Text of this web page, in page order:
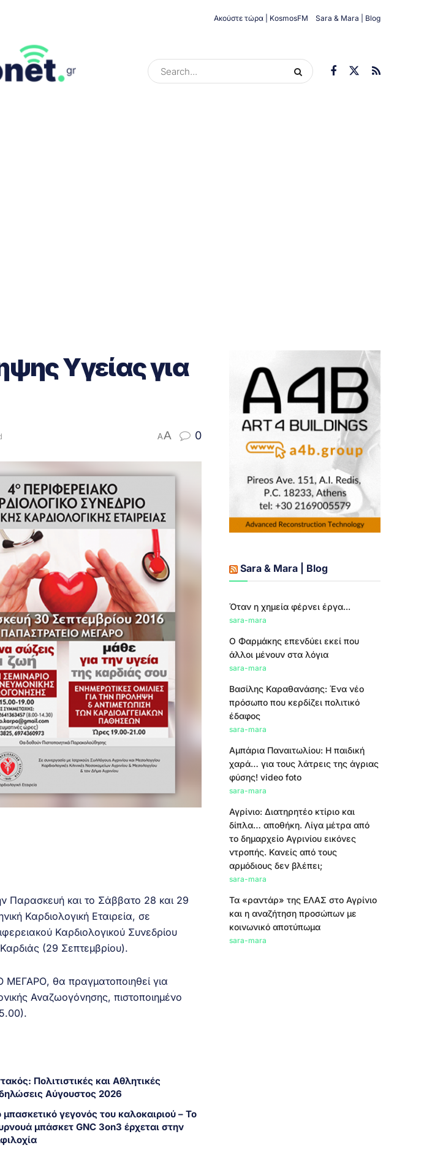
Ακούστε τώρα | KosmosFM Sara & Mara | Blog
Υγείας για
AA 0
Παρασκευή και το Σάββατο 28 και 29
Καρδιολογική Εταιρεία, σε
Καρδιολογικού Συνεδρίου
(29 Σεπτεμβρίου).
θα πραγματοποιηθεί για
Αναζωογόνησης, πιστοποιημένο
Πολιτιστικές και Αθλητικές
Αύγουστος 2026
μπασκετικό γεγονός του καλοκαιριού – Το
μπάσκετ GNC 3on3 έρχεται στην
Sara & Mara | Blog
Όταν η χημεία φέρνει έργα...
sara-mara
Ο Φαρμάκης επενδύει εκεί που
άλλοι μένουν στα λόγια
sara-mara
Βασίλης Καραθανάσης: Ένα νέο
πρόσωπο που κερδίζει πολιτικό
έδαφος
sara-mara
Αμπάρια Παναιτωλίου: Η παιδική
χαρά… για τους λάτρεις της άγριας
φύσης! video foto
sara-mara
Αγρίνιο: Διατηρητέο κτίριο και
δίπλα… αποθήκη. Λίγα μέτρα από
το δημαρχείο Αγρινίου εικόνες
ντροπής. Κανείς από τους
αρμόδιους δεν βλέπει;
sara-mara
Τα «ραντάρ» της ΕΛΑΣ στο Αγρίνιο
και η αναζήτηση προσώπων με
κοινωνικό αποτύπωμα
sara-mara